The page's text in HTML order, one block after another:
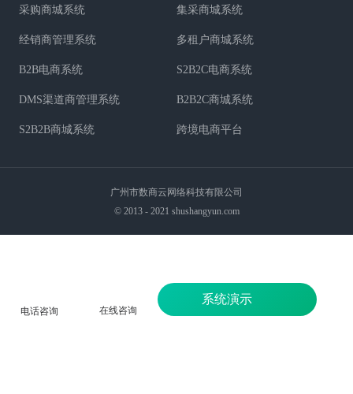
采购商城系统 集采商城系统
经销商管理系统 多租户商城系统
B2B电商系统 S2B2C电商系统
DMS渠道商管理系统 B2B2C商城系统
S2B2B商城系统 跨境电商平台
广州市数商云网络科技有限公司
© 2013 - 2021 shushangyun.com
电话咨询 在线咨询
系统演示